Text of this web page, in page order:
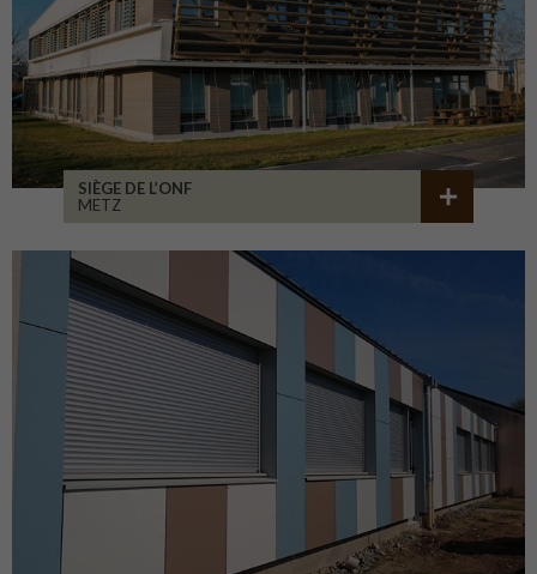
SIÈGE DE L’ONF
METZ